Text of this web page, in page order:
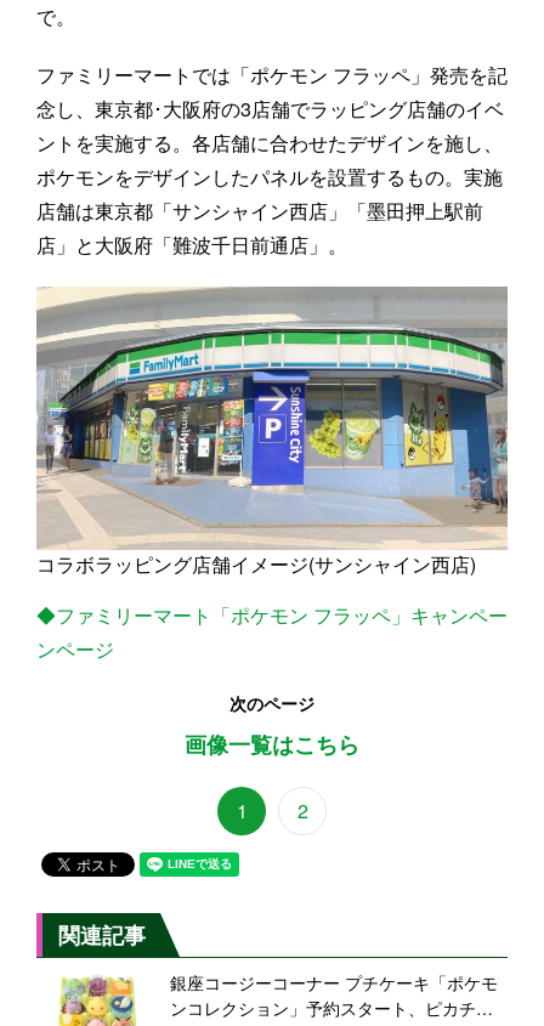
で。
ファミリーマートでは「ポケモン フラッペ」発売を記
念し、東京都･大阪府の3店舗でラッピング店舗のイベ
ントを実施する。各店舗に合わせたデザインを施し、
ポケモンをデザインしたパネルを設置するもの。実施
店舗は東京都「サンシャイン西店」「墨田押上駅前
店」と大阪府「難波千日前通店」。
コラボラッピング店舗イメージ(サンシャイン西店)
◆ファミリーマート「ポケモン フラッペ」キャンペー
ンページ
次のページ
画像一覧はこちら
1 2
関連記事
銀座コージーコーナー プチケーキ「ポケモ
ンコレクション」予約スタート、ピカチュ